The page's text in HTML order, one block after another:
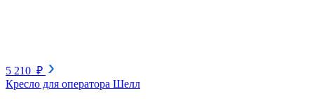
5 210 ₽
Кресло для оператора Шелл